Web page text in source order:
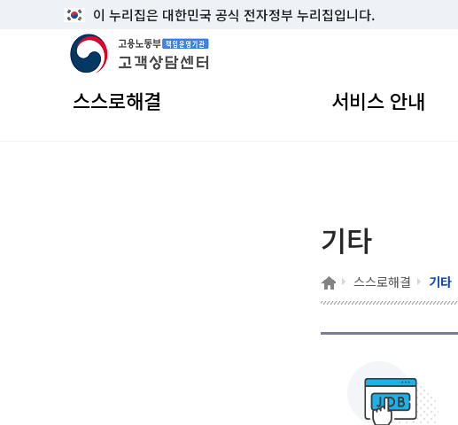
이 누리집은 대한민국 공식 전자정부 누리집입니다.
고용노동부 책임운영기관 고객상담센터
스스로해결 서비스 안내
기타
홈 스스로해결 기타